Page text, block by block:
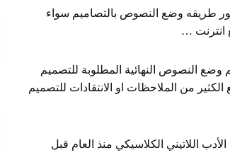
طريقه وضع النصوص بالتصاميم سواء
انترنت …
وضع النصوص النهائية المطلوبة للتصميم
من الملاحظات او الانتقادات للتصميم
اللاتيني الكلاسيكي منذ العام قبل